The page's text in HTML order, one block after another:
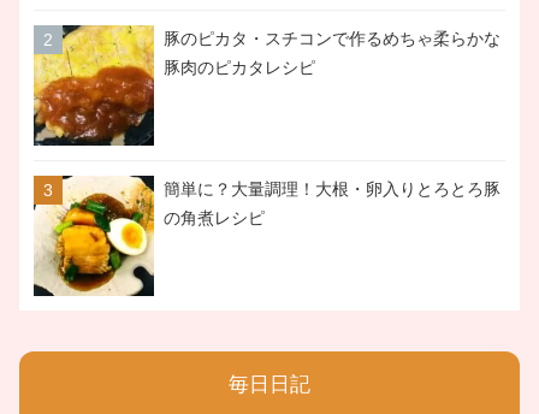
豚のピカタ・スチコンで作るめちゃ柔らかな
豚肉のピカタレシピ
簡単に？大量調理！大根・卵入りとろとろ豚
の角煮レシピ
毎日日記